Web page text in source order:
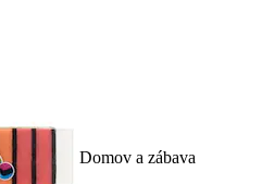
Domov a zábava